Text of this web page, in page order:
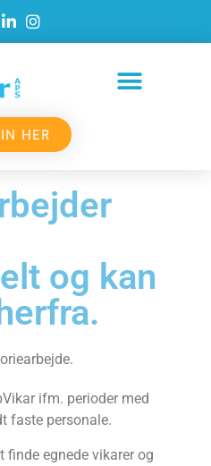
HER
og kan
ifm. perioder med
faste personale.
egnede vikarer og